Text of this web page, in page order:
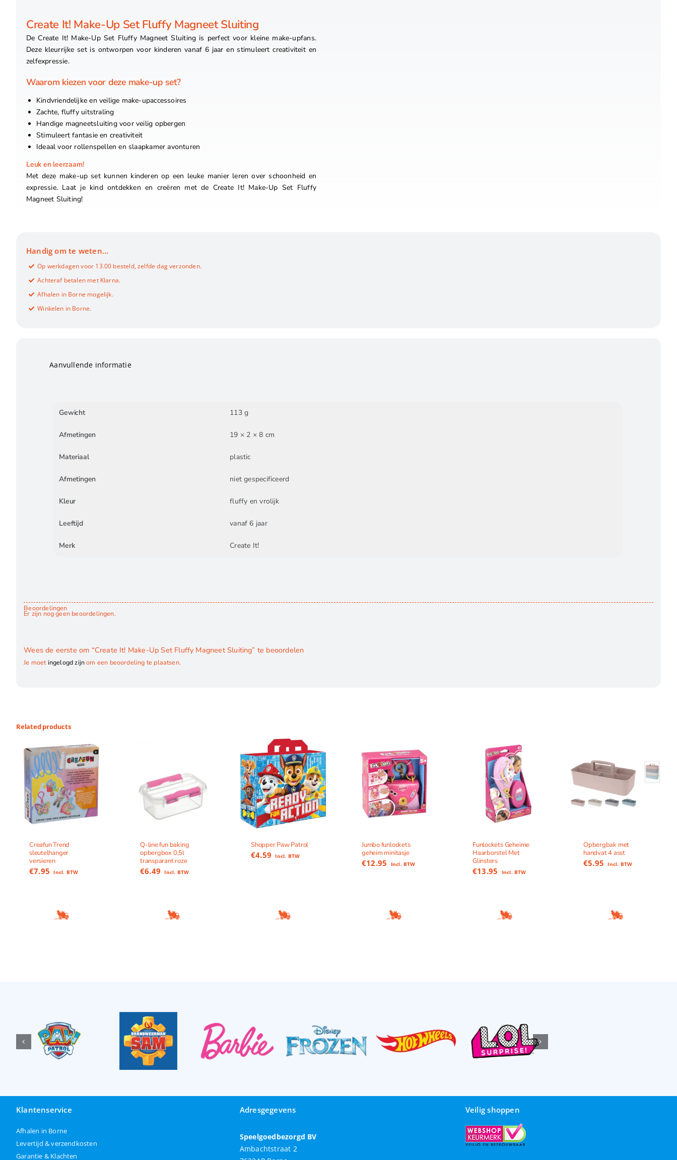
Create It! Make-Up Set Fluffy Magneet Sluiting
De Create It! Make-Up Set Fluffy Magneet Sluiting is perfect voor kleine make-upfans.
Deze kleurrijke set is ontworpen voor kinderen vanaf 6 jaar en stimuleert creativiteit en
zelfexpressie.
Waarom kiezen voor deze make-up set?
Kindvriendelijke en veilige make-upaccessoires
Zachte, fluffy uitstraling
Handige magneetsluiting voor veilig opbergen
Stimuleert fantasie en creativiteit
Ideaal voor rollenspellen en slaapkamer avonturen
Leuk en leerzaam!
Met deze make-up set kunnen kinderen op een leuke manier leren over schoonheid en
expressie. Laat je kind ontdekken en creëren met de Create It! Make-Up Set Fluffy
Magneet Sluiting!
Handig om te weten…
Op werkdagen voor 13.00 besteld, zelfde dag verzonden.
Achteraf betalen met Klarna.
Afhalen in Borne mogelijk.
Winkelen in Borne.
Aanvullende informatie
Gewicht 113 g
Afmetingen 19 × 2 × 8 cm
Materiaal plastic
Afmetingen niet gespecificeerd
Kleur fluffy en vrolijk
Leeftijd vanaf 6 jaar
Merk Create It!
Beoordelingen
Er zijn nog geen beoordelingen.
Wees de eerste om “Create It! Make-Up Set Fluffy Magneet Sluiting” te beoordelen
Je moetingelogd zijnom een beoordeling te plaatsen.
Related products
Creafun Trend
sleutelhanger
versieren
€7.95 Incl. BTW
Q-line fun baking
opbergbox 0,5l
transparant roze
€6.49 Incl. BTW
Shopper Paw Patrol
€4.59 Incl. BTW
Jumbo funlockets
geheim minitasje
€12.95 Incl. BTW
Funlockets Geheime
Haarborstel Met
Glinsters
€13.95 Incl. BTW
Opbergbak met
handvat 4 asst
€5.95 Incl. BTW
Klantenservice
Afhalen in Borne
Levertijd & verzendkosten
Garantie & Klachten
Adresgegevens
Speelgoedbezorgd BV
Ambachtstraat 2
Veilig shoppen